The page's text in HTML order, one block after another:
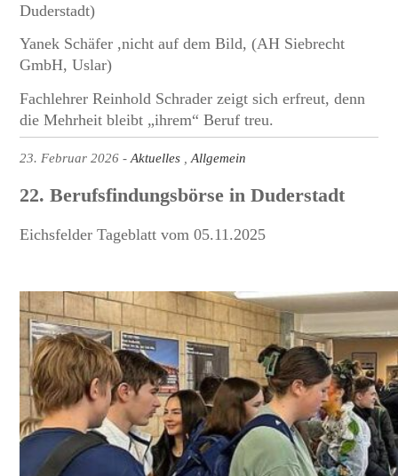
Duderstadt)
Yanek Schäfer ,nicht auf dem Bild, (AH Siebrecht
GmbH, Uslar)
Fachlehrer Reinhold Schrader zeigt sich erfreut, denn
die Mehrheit bleibt „ihrem“ Beruf treu.
23. Februar 2026 Aktuelles Allgemein
22. Berufsfindungsbörse in Duderstadt
Eichsfelder Tageblatt vom 05.11.2025